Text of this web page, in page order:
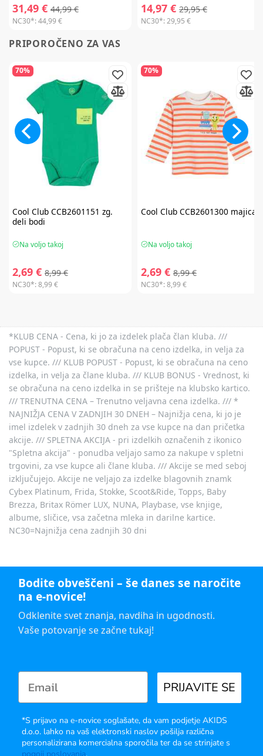
31,49 € 44,99 €
NC30*:44,99 €
14,97 € 29,95 €
NC30*:29,95 €
PRIPOROČENO ZA VAS
70%
Cool ClubCCB2601151 zg.
deli bodi
Na voljo takoj
2,69 € 8,99 €
NC30*:8,99 €
70%
Cool ClubCCB2601300 majica
Na voljo takoj
2,69 € 8,99 €
NC30*:8,99 €
*KLUB CENA - Cena, ki jo za izdelek plača član kluba. ///
POPUST - Popust, ki se obračuna na ceno izdelka, in velja za
vse kupce. /// KLUB POPUST - Popust, ki se obračuna na ceno
izdelka, in velja za člane kluba. /// KLUB BONUS - Vrednost, ki
se obračuna na ceno izdelka in se prišteje na klubsko kartico.
/// TRENUTNA CENA – Trenutno veljavna cena izdelka. /// *
NAJNIŽJA CENA V ZADNJIH 30 DNEH – Najnižja cena, ki jo je
imel izdelek v zadnjih 30 dneh za vse kupce na dan pričetka
akcije. /// SPLETNA AKCIJA - pri izdelkih označenih z ikonico
"Spletna akcija" - ponudba veljajo samo za nakupe v spletni
trgovini, za vse kupce ali člane kluba. /// Akcije se med seboj
izključujejo. Akcije ne veljajo za izdelke blagovnih znamk
Cybex Platinum, Frida, Stokke, Scoot&Ride, Topps, Baby
Brezza, Britax Römer LUX, NUNA, Playbase, vse knjige,
albume, sličice, vsa začetna mleka in darilne kartice.
NC30=Najnižja cena zadnjih 30 dni
Bodite obveščeni – še danes se naročite
na e-novice!
Odklenite svet znanja, navdiha in ugodnosti.
Vaše potovanje se začne tukaj!
PRIJAVITE SE
*S prijavo na e-novice soglašate, da vam podjetje AKIDS
d.o.o. lahko na vaš elektronski naslov pošilja različna
personalizirana komercialna sporočila ter da se strinjate s